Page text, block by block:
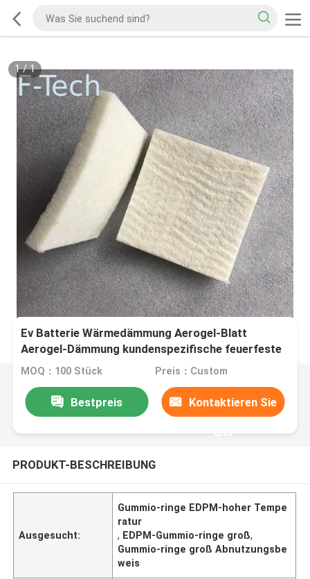
1/1
Ev Batterie Wärmedämmung Aerogel-Blatt
Aerogel-Dämmung kundenspezifische feuerfeste
Aerogel-Dämmplatten
MOQ：100 Stück Preis：Custom
Bestpreis Kontaktieren Sie
uns
PRODUKT-BESCHREIBUNG
Ausgesucht:
Gummio-ringe EDPM-hoher Tempe
ratur
, EDPM-Gummio-ringe groß,
Gummio-ringe groß Abnutzungsbe
weis